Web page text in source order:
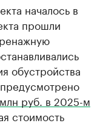
началось в
прошли
обустройства
руб. в 2025-м
стоимость